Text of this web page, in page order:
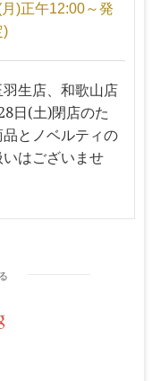
月)正午12:00～発
)
生店、和歌山店
日(土)閉店のた
品とノベルティの
いはございませ